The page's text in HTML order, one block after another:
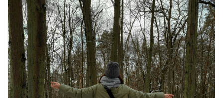
खाने के शौकीनों के लिए कश्मीर के 5 बेहतरीन
स्वादिष्ट व्यंजन
August 6, 2026 1 Comment